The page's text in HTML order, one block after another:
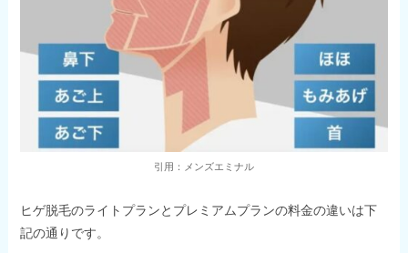
引用：メンズエミナル
ヒゲ脱毛のライトプランとプレミアムプランの料金の違いは下
記の通りです。